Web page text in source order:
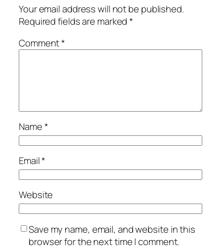
Your email address will not be published.
Required fields are marked*
Comment*
Name*
Email*
Website
Save my name, email, and website in this
browser for the next time I comment.